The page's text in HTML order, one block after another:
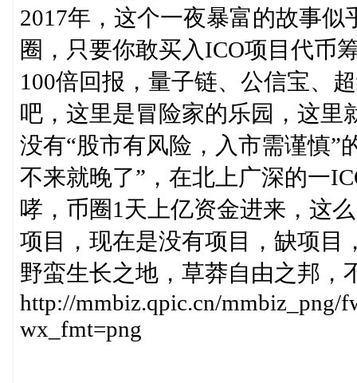
2017年，这个一夜暴富的故事
圈，只要你敢买入ICO项目代币
100倍回报，量子链、公信宝、
吧，这里是冒险家的乐园，这里
没有“股市有风险，入市需谨慎”
不来就晚了”，在北上广深的一
哮，币圈1天上亿资金进来，这
项目，现在是没有项目，缺项目
野蛮生长之地，草莽自由之邦，
http://mmbiz.qpic.cn/
wx_fmt=png